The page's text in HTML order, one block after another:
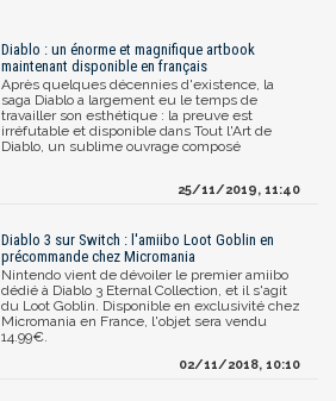
Diablo : un énorme et magnifique artbook
maintenant disponible en français
Après quelques décennies d'existence, la
saga Diablo a largement eu le temps de
travailler son esthétique : la preuve est
irréfutable et disponible dans Tout l'Art de
Diablo, un sublime ouvrage composé
25/11/2019, 11:40
Diablo 3 sur Switch : l'amiibo Loot Goblin en
précommande chez Micromania
Nintendo vient de dévoiler le premier amiibo
dédié à Diablo 3 Eternal Collection, et il s'agit
du Loot Goblin. Disponible en exclusivité chez
Micromania en France, l'objet sera vendu
14.99€.
02/11/2018, 10:10